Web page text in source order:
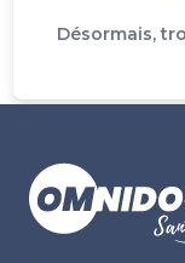
Désormais,